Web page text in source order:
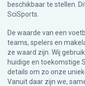
beschikbaar te stellen.
SciSports
De waarde van een
teams, spelers en
ze waard zijn. Wij
huidige en toekomstige
details om zo onze
Vanuit daar zijn we,